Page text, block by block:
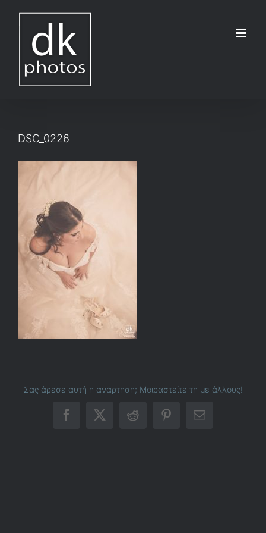
DSC_0226
Σας άρεσε αυτή η ανάρτηση; Μοιραστείτε τη με άλλους!
Facebook
X RedditPinterestEmail